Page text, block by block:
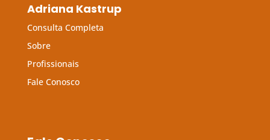
Adriana Kastrup
Consulta Completa
Sobre
Profissionais
Fale Conosco